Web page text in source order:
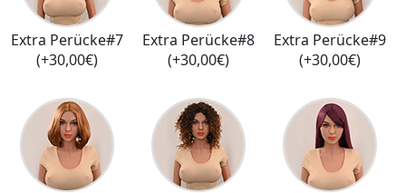
Extra Perücke#7
(+30,00€)
Extra Perücke#8
(+30,00€)
Extra Perücke#9
(+30,00€)